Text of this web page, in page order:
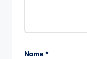
Name *